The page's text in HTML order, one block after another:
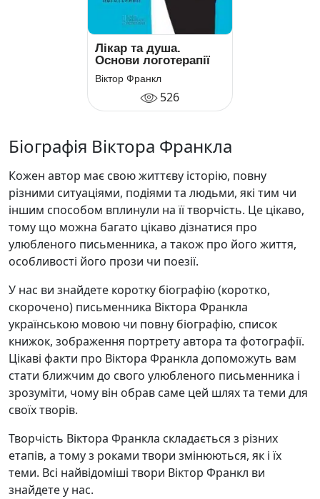
Лікар та душа.
Основи логотерапії
Віктор Франкл
526
Біографія Віктора Франкла
Кожен автор має свою життєву історію, повну
різними ситуаціями, подіями та людьми, які тим чи
іншим способом вплинули на її творчість. Це цікаво,
тому що можна багато цікаво дізнатися про
улюбленого письменника, а також про його життя,
особливості його прози чи поезії.
У нас ви знайдете коротку біографію (коротко,
скорочено) письменника Віктора Франкла
українською мовою чи повну біографію, список
книжок, зображення портрету автора та фотографії.
Цікаві факти про Віктора Франкла допоможуть вам
стати ближчим до свого улюбленого письменника і
зрозуміти, чому він обрав саме цей шлях та теми для
своїх творів.
Творчість Віктора Франкла складається з різних
етапів, а тому з роками твори змінюються, як і їх
теми. Всі найвідоміші твори Віктор Франкл ви
знайдете у нас.